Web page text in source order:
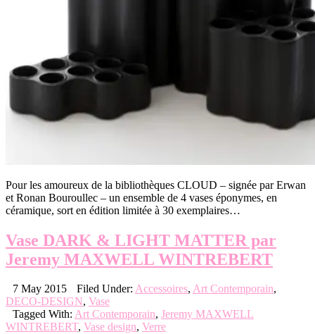
Pour les amoureux de la bibliothèques CLOUD – signée par Erwan
et Ronan Bouroullec – un ensemble de 4 vases éponymes, en
céramique, sort en édition limitée à 30 exemplaires…
Vase DARK & LIGHT MATTER par
Jeremy MAXWELL WINTREBERT
7 May 2015 Filed Under: Accessoires, Art Contemporain,
DECO-DESIGN, Vase
Tagged With: Art Contemporain, Jeremy MAXWELL
WINTREBERT, Vase design, Verre